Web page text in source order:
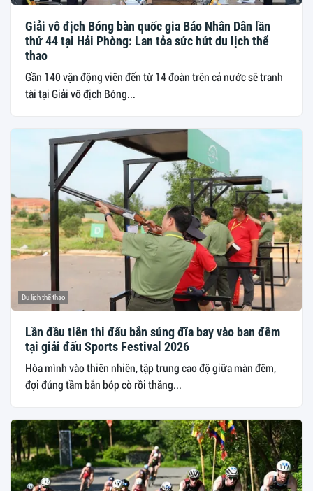
Giải vô địch Bóng bàn quốc gia Báo Nhân Dân lần
thứ 44 tại Hải Phòng: Lan tỏa sức hút du lịch thể
thao
Gần 140 vận động viên đến từ 14 đoàn trên cả nước sẽ tranh
tài tại Giải vô địch Bóng...
Du lịch thể thao
Lần đầu tiên thi đấu bắn súng đĩa bay vào ban đêm
tại giải đấu Sports Festival 2026
Hòa mình vào thiên nhiên, tập trung cao độ giữa màn đêm,
đợi đúng tầm bắn bóp cò rồi thăng...